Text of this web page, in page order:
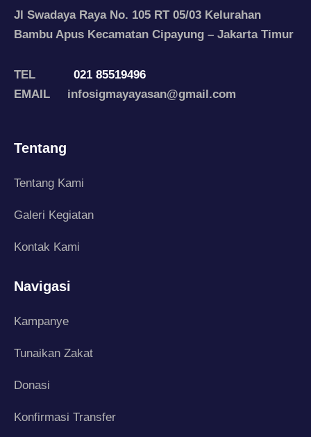
Jl Swadaya Raya No. 105 RT 05/03 Kelurahan
Bambu Apus Kecamatan Cipayung – Jakarta Timur
TEL
021 85519496
EMAIL infosigmayayasan@gmail.com
Tentang
Tentang Kami
Galeri Kegiatan
Kontak Kami
Navigasi
Kampanye
Tunaikan Zakat
Donasi
Konfirmasi Transfer